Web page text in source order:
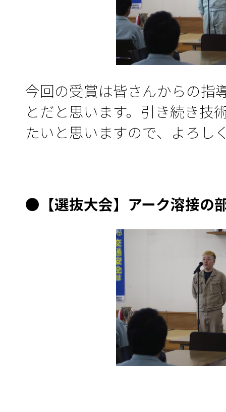
今回の受賞は皆さんからの指
とだと思います。引き続き技
たいと思いますので、よろし
● 【選抜大会】アーク溶接